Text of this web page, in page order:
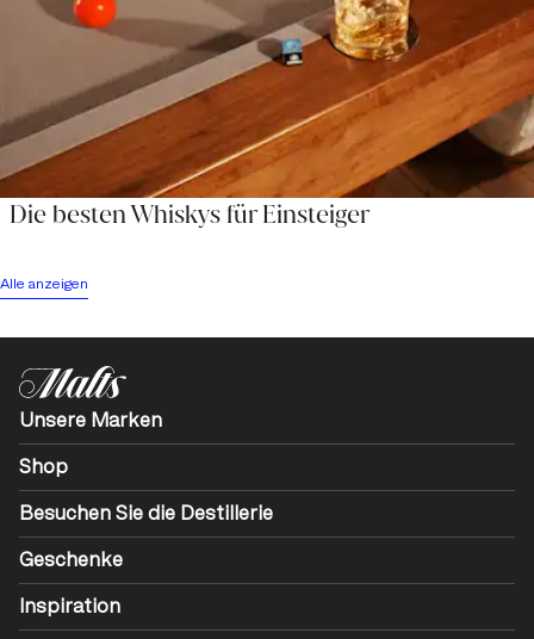
Die besten Whiskys für Einsteiger
Alle anzeigen
Unsere Marken
Shop
Besuchen Sie die Destillerie
Geschenke
Inspiration